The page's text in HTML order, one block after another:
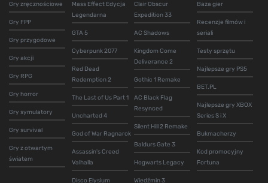
Gry zręcznościowe
Gry FPP
Gry przygodowe
Gry akcji
Gry RPG
Gry horror
Gry symulatory
Gry survival
Gry z otwartym
światem
Mass Effect Edycja
Legendarna
GTA 5
Cyberpunk 2077
Red Dead
Redemption 2
The Last of Us Part 1
Uncharted 4
God of War Ragnarok
Assassin's Creed
Valhalla
Disco Elysium
Clair Obscur
Expedition 33
AC Shadows
Kingdom Come
Deliverance 2
Gothic 1 Remake
AC Black Flag
Resynced
Silent Hill 2 Remake
Baldurs Gate 3
Hogwarts Legacy
Wiedźmin 3
Baza gier
Recenzje filmów i
seriali
Testy sprzętu
Najlepsze gry PS5
BET.PL
Najlepsze gry XBOX
Series S i X
Bukmacherzy
Kod promocyjny
Fortuna